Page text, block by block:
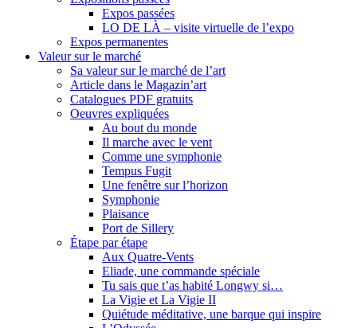
Expos passées
LO DE LÀ – visite virtuelle de l’expo
Expos permanentes
Valeur sur le marché
Sa valeur sur le marché de l’art
Article dans le Magazin’art
Catalogues PDF gratuits
Oeuvres expliquées
Au bout du monde
Il marche avec le vent
Comme une symphonie
Tempus Fugit
Une fenêtre sur l’horizon
Symphonie
Plaisance
Port de Sillery
Étape par étape
Aux Quatre-Vents
Eliade, une commande spéciale
Tu sais que t’as habité Longwy si…
La Vigie et La Vigie II
Quiétude méditative, une barque qui inspire